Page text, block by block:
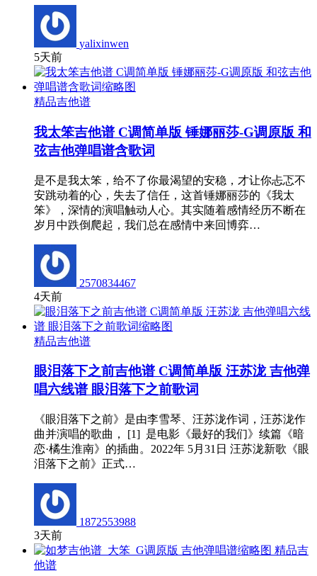
yalixinwen
5天前
精品吉他谱
我太笨吉他谱 C调简单版 锤娜丽莎-G调原版 和
弦吉他弹唱谱含歌词
是不是我太笨，给不了你最渴望的安稳，才让你忐忑不
安跳动着的心，失去了信任，这首锤娜丽莎的《我太
笨》，深情的演唱触动人心。其实随着感情经历不断在
岁月中跌倒爬起，我们总在感情中来回博弈…
2570834467
4天前
精品吉他谱
眼泪落下之前吉他谱 C调简单版 汪苏泷 吉他弹
唱六线谱 眼泪落下之前歌词
《眼泪落下之前》是由李雪琴、汪苏泷作词，汪苏泷作
曲并演唱的歌曲， [1] 是电影《最好的我们》续篇《暗
恋·橘生淮南》的插曲。2022年 5月31日 汪苏泷新歌《眼
泪落下之前》正式…
1872553988
3天前
精品吉
他谱